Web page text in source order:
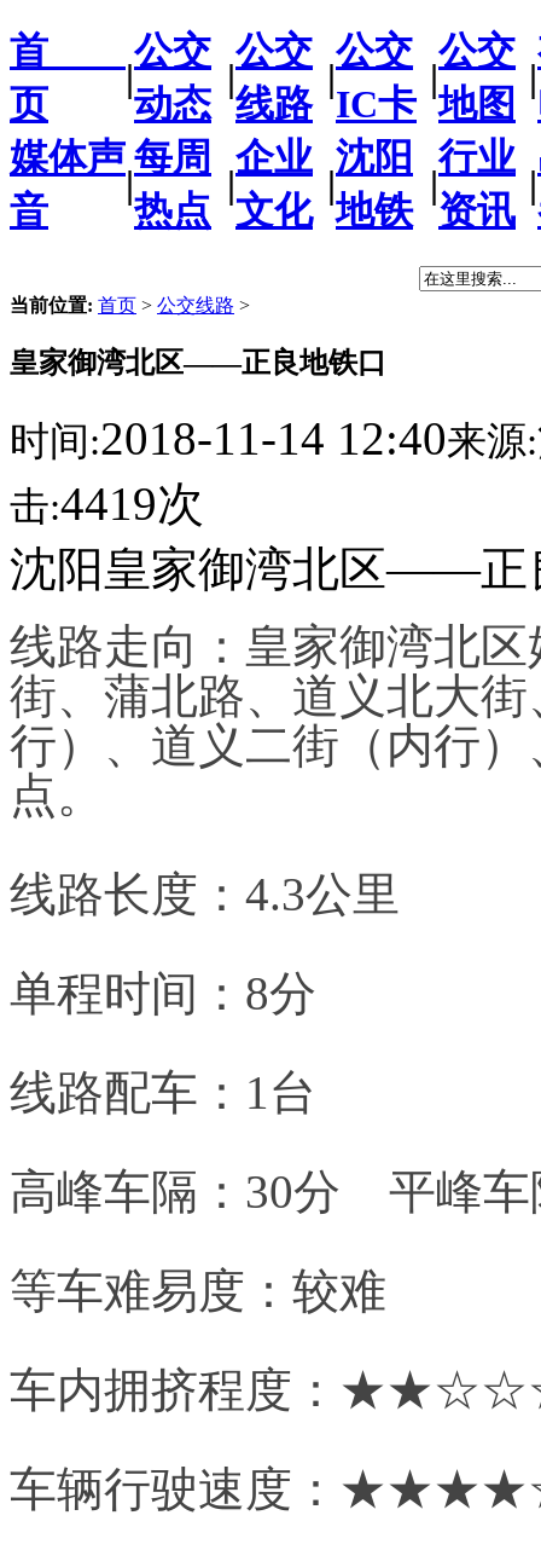
首
页
|
公交
动态
|
公交
线路
|
公交
IC卡
|
公交
地图
|
媒体声
音
|
每周
热点
|
企业
文化
|
沈阳
地铁
|
行业
资讯
|
当前位置: 首页 > 公交线路 >
皇家御湾北区——正良地铁口
时间:2018-11-14 12:40来源:
击:4419次
沈阳皇家御湾北区——正
线路走向：皇家御湾北
街、蒲北路、道义北大
行）、道义二街（内行
点。
线路长度：4.3公里
单程时间：8分
线路配车：1台
高峰车隔：30分 平峰车
等车难易度：较难
车内拥挤程度：
车辆行驶速度：